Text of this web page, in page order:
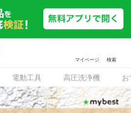
マイページ 検索
電動工具 高圧洗浄機